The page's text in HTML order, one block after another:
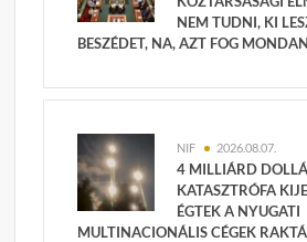
NEM TUDNI, KI
BESZÉDET, NA, AZT FOG
NIF 2026.08.07.
4 MILLIÁRD
KATASZTRÓFA
ÉGTEK A NYUGATI
MULTINACIONÁLIS CÉGEK